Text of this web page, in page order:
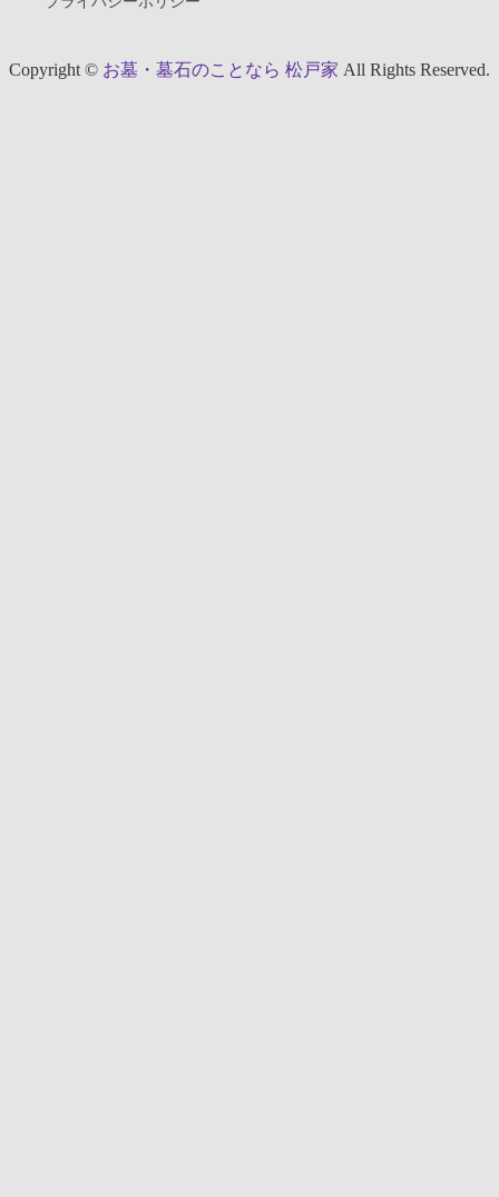
Copyright © お墓・墓石のことなら 松戸家 All Rights Reserved.